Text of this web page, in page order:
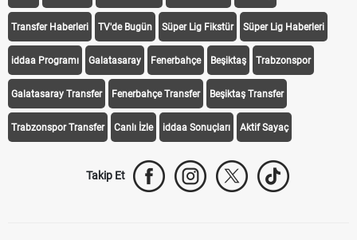
Transfer Haberleri TV'de Bugün Süper Lig Fikstür Süper Lig Haberleri
iddaa Programı Galatasaray Fenerbahçe Beşiktaş Trabzonspor
Galatasaray Transfer Fenerbahçe Transfer Beşiktaş Transfer
Trabzonspor Transfer Canlı İzle iddaa Sonuçları Aktif Sayaç
Takip Et